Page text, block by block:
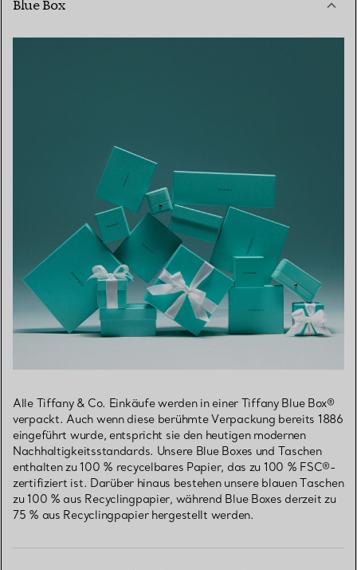
Blue Box
Alle Tiffany & Co. Einkäufe werden in einer Tiffany Blue Box®
verpackt. Auch wenn diese berühmte Verpackung bereits 1886
eingeführt wurde, entspricht sie den heutigen modernen
Nachhaltigkeitsstandards. Unsere Blue Boxes und Taschen
enthalten zu 100 % recycelbares Papier, das zu 100 % FSC®-
zertifiziert ist. Darüber hinaus bestehen unsere blauen Taschen
zu 100 % aus Recyclingpapier, während Blue Boxes derzeit zu
75 % aus Recyclingpapier hergestellt werden.